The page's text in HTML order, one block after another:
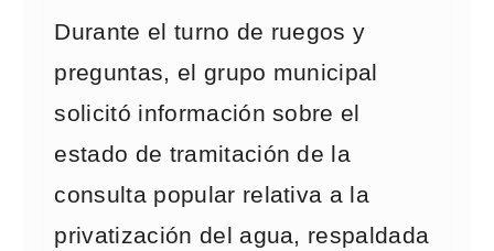
Durante el turno de ruegos y
preguntas, el grupo municipal
solicitó información sobre el
estado de tramitación de la
consulta popular relativa a la
privatización del agua, respaldada